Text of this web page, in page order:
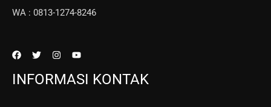
WA : 0813-1274-8246
INFORMASI KONTAK